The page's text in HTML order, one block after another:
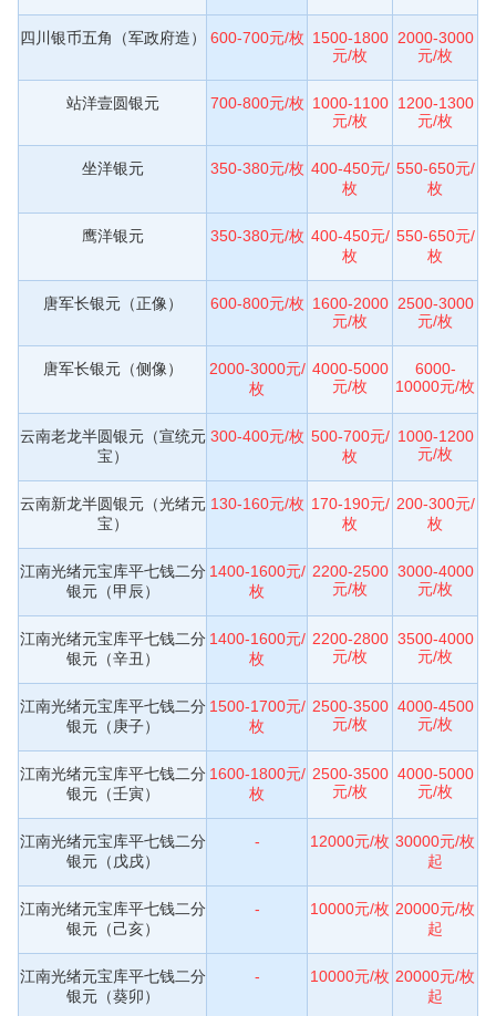
四川银币五角（军政府造） 600-700元/枚 1500-1800
元/枚
2000-3000
元/枚
站洋壹圆银元 700-800元/枚 1000-1100
元/枚
1200-1300
元/枚
坐洋银元 350-380元/枚 400-450元/
枚
550-650元/
枚
鹰洋银元 350-380元/枚 400-450元/
枚
550-650元/
枚
唐军长银元（正像） 600-800元/枚 1600-2000
元/枚
2500-3000
元/枚
唐军长银元（侧像）
2000-3000元/
枚
4000-5000
元/枚
6000-
10000元/枚
云南老龙半圆银元（宣统元
宝）
300-400元/枚 500-700元/
枚
1000-1200
元/枚
云南新龙半圆银元（光绪元
宝）
130-160元/枚 170-190元/
枚
200-300元/
枚
江南光绪元宝库平七钱二分
银元（甲辰）
1400-1600元/
枚
2200-2500
元/枚
3000-4000
元/枚
江南光绪元宝库平七钱二分
银元（辛丑）
1400-1600元/
枚
2200-2800
元/枚
3500-4000
元/枚
江南光绪元宝库平七钱二分
银元（庚子）
1500-1700元/
枚
2500-3500
元/枚
4000-4500
元/枚
江南光绪元宝库平七钱二分
银元（壬寅）
1600-1800元/
枚
2500-3500
元/枚
4000-5000
元/枚
江南光绪元宝库平七钱二分
银元（戊戌）
- 12000元/枚 30000元/枚
起
江南光绪元宝库平七钱二分
银元（己亥）
- 10000元/枚 20000元/枚
起
江南光绪元宝库平七钱二分
银元（葵卯）
- 10000元/枚 20000元/枚
起